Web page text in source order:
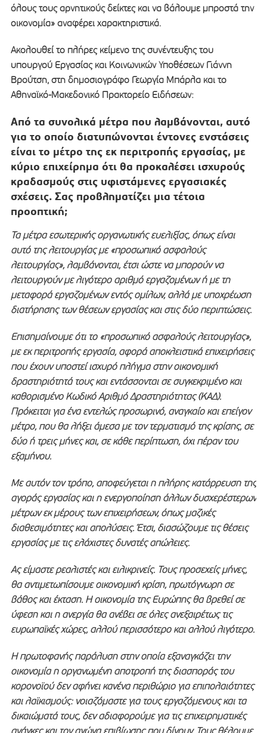
όλους τους αρνητικούς δείκτες και να βάλουμε μπροστά την
οικονομία» αναφέρει χαρακτηριστικά.
Ακολουθεί το πλήρες κείμενο της συνέντευξης του
υπουργού Εργασίας και Κοινωνικών Υποθέσεων Γιάννη
Βρούτση, στη δημοσιογράφο Γεωργία Μπάρλα και το
Αθηναϊκό-Μακεδονικό Πρακτορείο Ειδήσεων:
Από τα συνολικά μέτρα που λαμβάνονται, αυτό
για το οποίο διατυπώνονται έντονες ενστάσεις
είναι το μέτρο της εκ περιτροπής εργασίας, με
κύριο επιχείρημα ότι θα προκαλέσει ισχυρούς
κραδασμούς στις υφιστάμενες εργασιακές
σχέσεις. Σας προβληματίζει μια τέτοια
προοπτική;
Τα μέτρα εσωτερικής οργανωτικής ευελιξίας, όπως είναι
αυτό της λειτουργίας με «προσωπικό ασφαλούς
λειτουργίας», λαμβάνονται, έτσι ώστε να μπορούν να
λειτουργούν με λιγότερο αριθμό εργαζομένων ή με τη
μεταφορά εργαζομένων εντός ομίλων, αλλά με υποχρέωση
διατήρησης των θέσεων εργασίας και στις δύο περιπτώσεις.
Επισημαίνουμε ότι το «προσωπικό ασφαλούς λειτουργίας»,
με εκ περιτροπής εργασία, αφορά αποκλειστικά επιχειρήσεις
που έχουν υποστεί ισχυρό πλήγμα στην οικονομική
δραστηριότητά τους και εντάσσονται σε συγκεκριμένο και
καθορισμένο Κωδικό Αριθμό Δραστηριότητας (ΚΑΔ).
Πρόκειται για ένα εντελώς προσωρινό, αναγκαίο και επείγον
μέτρο, που θα λήξει άμεσα με τον τερματισμό της κρίσης, σε
δύο ή τρεις μήνες και, σε κάθε περίπτωση, όχι πέραν του
εξαμήνου.
Με αυτόν τον τρόπο, αποφεύγεται η πλήρης κατάρρευση της
αγοράς εργασίας και η ενεργοποίηση άλλων δυσχερέστερων
μέτρων εκ μέρους των επιχειρήσεων, όπως μαζικές
διαθεσιμότητες και απολύσεις. Έτσι, διασώζουμε τις θέσεις
εργασίας με τις ελάχιστες δυνατές απώλειες.
Ας είμαστε ρεαλιστές και ειλικρινείς. Τους προσεχείς μήνες,
θα αντιμετωπίσουμε οικονομική κρίση, πρωτόγνωρη σε
βάθος και έκταση. Η οικονομία της Ευρώπης θα βρεθεί σε
ύφεση και η ανεργία θα ανέβει σε όλες ανεξαιρέτως τις
ευρωπαϊκές χώρες, αλλού περισσότερο και αλλού λιγότερο.
Η πρωτοφανής παράλυση στην οποία εξαναγκάζει την
οικονομία η οργανωμένη αποτροπή της διασποράς του
κορονοϊού δεν αφήνει κανένα περιθώριο για επιπολαιότητες
και λαϊκισμούς: νοιαζόμαστε για τους εργαζόμενους και τα
δικαιώματά τους, δεν αδιαφορούμε για τις επιχειρηματικές